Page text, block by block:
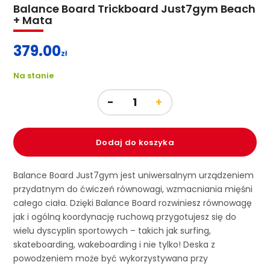
Balance Board Trickboard Just7gym Beach
+ Mata
379.00zł
Na stanie
Dodaj do koszyka
Balance Board Just7gym jest uniwersalnym urządzeniem
przydatnym do ćwiczeń równowagi, wzmacniania mięśni
całego ciała. Dzięki Balance Board rozwiniesz równowagę
jak i ogólną koordynację ruchową przygotujesz się do
wielu dyscyplin sportowych – takich jak surfing,
skateboarding, wakeboarding i nie tylko! Deska z
powodzeniem może być wykorzystywana przy